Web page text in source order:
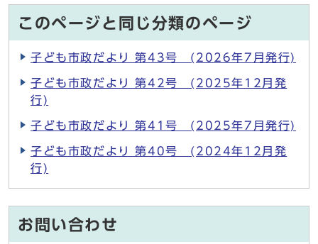
このページと同じ分類のページ
子ども市政だより 第43号 (2026年7月発行)
子ども市政だより 第42号 (2025年12月発
行)
子ども市政だより 第41号 (2025年7月発行)
子ども市政だより 第40号 (2024年12月発
行)
お問い合わせ